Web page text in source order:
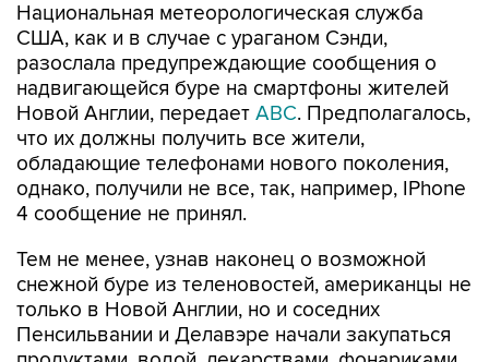
Национальная метеорологическая служба
США, как и в случае с ураганом Сэнди,
разослала предупреждающие сообщения о
надвигающейся буре на смартфоны жителей
Новой Англии, передает ABC. Предполагалось,
что их должны получить все жители,
обладающие телефонами нового поколения,
однако, получили не все, так, например, IPhone
4 сообщение не принял.
Тем не менее, узнав наконец о возможной
снежной буре из теленовостей, американцы не
только в Новой Англии, но и соседних
Пенсильвании и Делавэре начали закупаться